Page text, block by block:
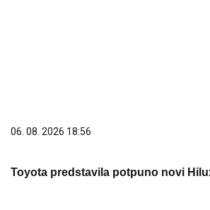
Toyota predstavila potpuno novi Hilux